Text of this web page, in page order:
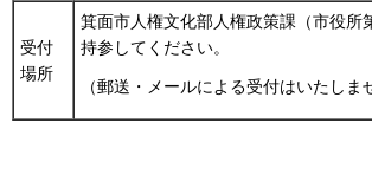
受付
場所
箕面市人権文化部人権政策課（市役所
持参してください。
（郵送・メールによる受付はいたしま